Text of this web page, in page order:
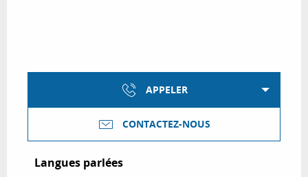
APPELER
CONTACTEZ-NOUS
Langues parlées
Langues parlées